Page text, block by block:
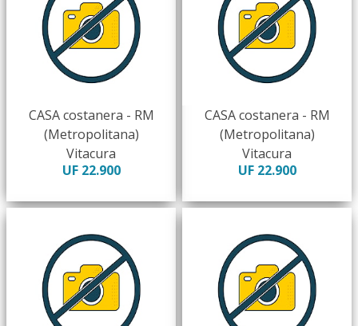
CASA costanera - RM
(Metropolitana)
Vitacura
UF 22.900
CASA costanera - RM
(Metropolitana)
Vitacura
UF 22.900